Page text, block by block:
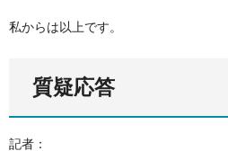
私からは以上です。
質疑応答
記者：